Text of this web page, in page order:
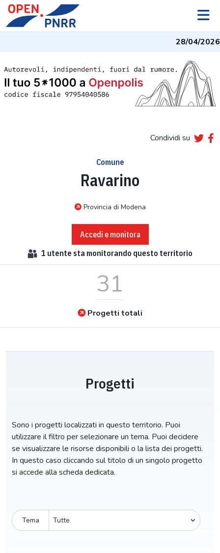
28/04/2026
Condividi su
Comune
Ravarino
Provincia di Modena
Accedi e monitora
1 utente sta monitorando questo territorio
31
Progetti totali
Progetti
Sono i progetti localizzati in questo territorio. Puoi
utilizzare il filtro per selezionare un tema. Puoi decidere
se visualizzare le risorse disponibili o la lista dei progetti.
In questo caso cliccando sul titolo di un singolo progetto
si accede alla scheda dedicata.
Tema